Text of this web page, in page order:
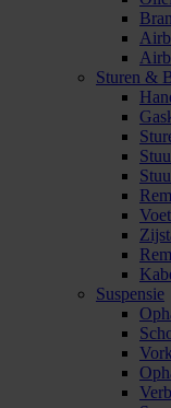
Sturen &
Suspensie